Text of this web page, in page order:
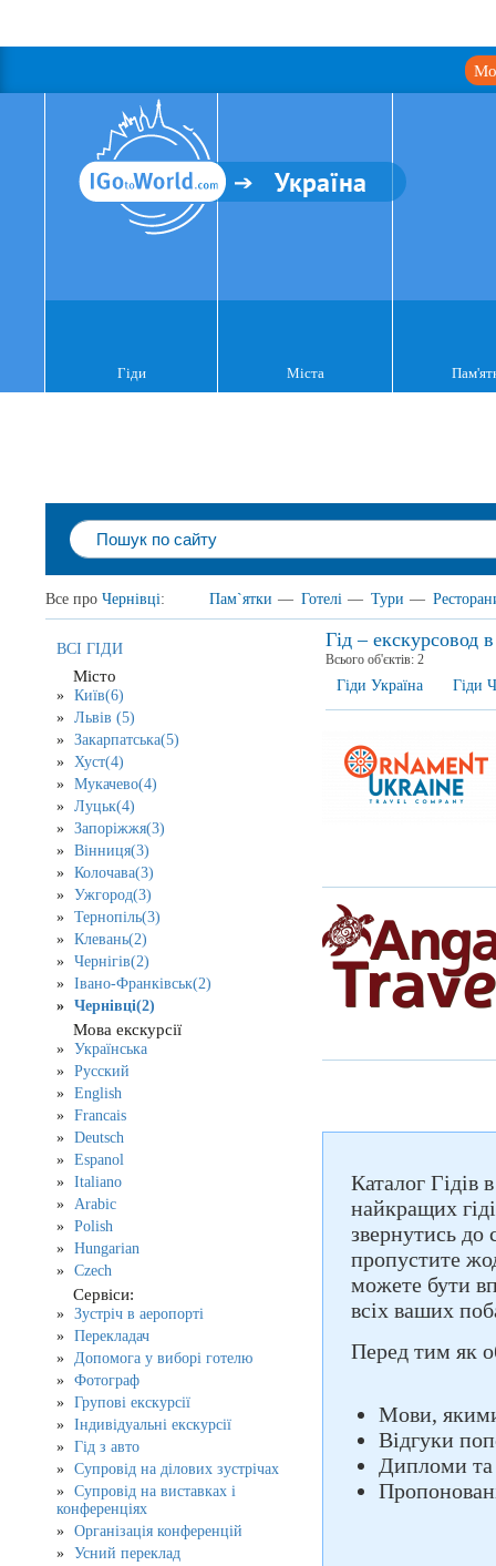
Україна
Гіди Міста
Все про Чернівці: Пам`ятки — Готелі — Тури —
ВСІ ГІДИ
Місто
Київ(6)
Львів (5)
Закарпатська(5)
Хуст(4)
Мукачево(4)
Луцьк(4)
Запоріжжя(3)
Вінниця(3)
Колочава(3)
Ужгород(3)
Тернопіль(3)
Клевань(2)
Чернігів(2)
Івано-Франківськ(2)
Чернівці(2)
Мова екскурсії
Українська
Русский
English
Francais
Deutsch
Espanol
Italiano
Arabic
Polish
Hungarian
Czech
Сервіси:
Зустріч в аеропорті
Перекладач
Допомога у виборі готелю
Фотограф
Групові екскурсії
Індивідуальні екскурсії
Гід з авто
Супровід на ділових зустрічах
Супровід на виставках і
конференціях
Організація конференцій
Усний переклад
Гід – екскурсовод
Всього об'єктів: 2
Гіди Україна Гіди
Каталог Гідів
найкращих
звернутись до
пропустите
можете бути
всіх ваших
Перед тим як
Мови,
Відгуки
Дипломи та